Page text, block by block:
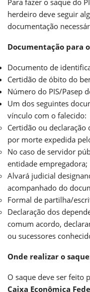
herdeiro deve seguir
documentação
Documentação para
Documento de
Certidão de óbito do
Número do PIS/Pasep
Um dos seguintes
vínculo com o falecido:
Certidão ou
por morte expedida
No caso de servidor
entidade empregadora;
Alvará judicial
acompanhado do
Formal de partilha/
Declaração dos
comum acordo,
ou sucessores
Onde realizar o
O saque deve ser feito
Caixa Econômica